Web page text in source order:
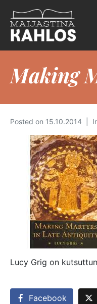
Making
Posted on 15.10.2014
Lucy Grig on
Facebook